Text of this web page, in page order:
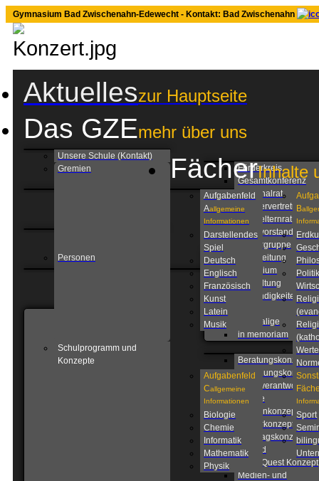
Gymnasium Bad Zwischenahn-Edewecht - Kontakt: Bad Zwischenahn
Aktuelleszur Hauptseite
Das GZEmehr über uns
Unsere Schule (Kontakt)
Gremien
Förderkreis
Gesamtkonferenz
Personalrat
Schülervertretung
Schulelternrat
Schulvorstand
Steuergruppe
Personen
Schulleitung
Kollegium
Verwaltung
Zuständigkeiten am
Ehemalige
in memoriam
Schulprogramm und
Konzepte
Beratungskonzept
Betreuungskonzept
Eigenverantwortliche
Schule
Fahrtenkonzept
Förderkonzept
Ganztagskonzept
Leitbild
Lions Quest Konzept
Medien- und
FächerInhalte
Aufgabenfeld
Aallgemeine
Informationen
Darstellendes
Spiel
Deutsch
Englisch
Französisch
Kunst
Latein
Musik
B
Aufgabenfeld
Callgemeine
Informationen
Biologie
Chemie
Informatik
Mathematik
Physik
Sport